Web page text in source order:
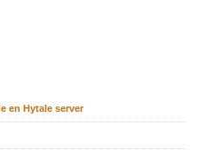
en Hytale server